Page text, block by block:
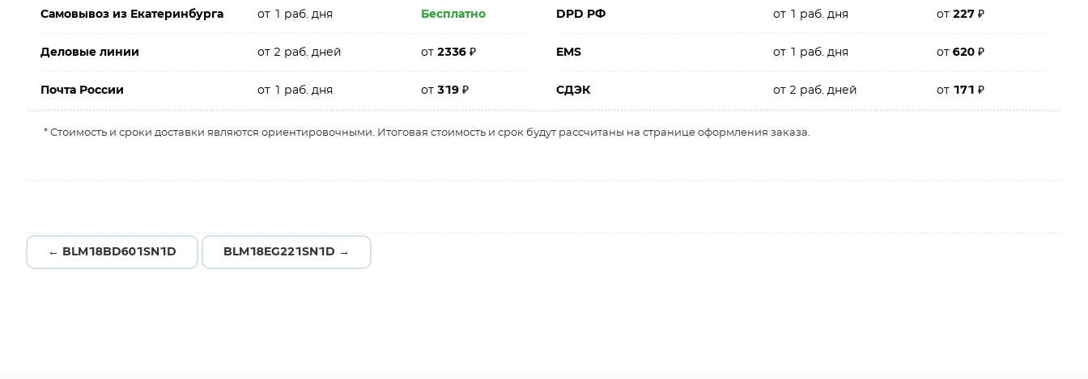
Самовывоз из Екатеринбурга от 1 раб. дня Бесплатно DPD РФ от 1 раб. дня от227₽
Деловые линии от 2 раб. дней от2336₽ EMS от 1 раб. дня от620₽
Почта России от 1 раб. дня от319₽ СДЭК от 2 раб. дней от 171₽
* Стоимость и сроки доставки являются ориентировочными. Итоговая стоимость и срок будут рассчитаны на странице оформления заказа.
← BLM18BD601SN1D BLM18EG221SN1D →